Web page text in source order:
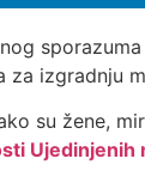
za izgradnju
su žene,
Ujedinjenih